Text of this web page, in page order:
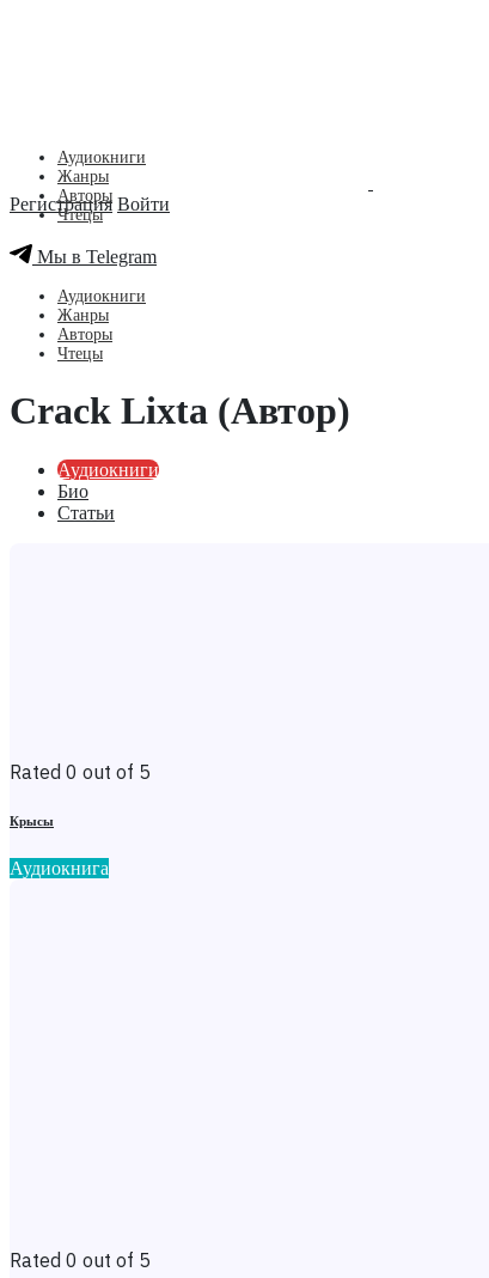
Регистрация Войти
Аудиокниги
Жанры
Авторы
Чтецы
Мы в Telegram
Аудиокниги
Жанры
Авторы
Чтецы
Crack Lixta (Автор)
Аудиокниги
Био
Статьи
Rated 0 out of 5
Крысы
Аудиокнига
Rated 0 out of 5